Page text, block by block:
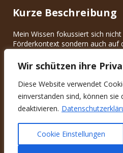
Wir schützen ihre
Diese Website verwendet
einverstanden sind, können sie
deaktivieren.
Cookie Einstellungen
Kurze Beschreibung
Mein Wissen fokussiert sich
Förderkontext sondern auch auf
© 2017- 2026 by Andrea Gierich
Schnellkontakt
Englmannstett 32
D-83539 Pfaffing
Tel.: +49 (0)8039 / 901565
Mail: info@andrea-gierich.de